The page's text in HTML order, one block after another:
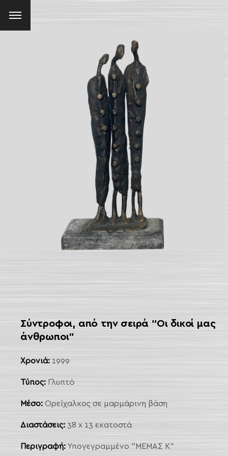
Menu
SEARCH AND PRESS ENTER
Σύντροφοι, από την σειρά “Οι δικοί μας
άνθρωποι”
Χρονιά: 1999
Τύπος: Γλυπτό
Μέσο: Ορείχαλκος σε μαρμάρινη βάση
Διαστάσεις: 38 x 13 εκατοστά
Περιγραφή: Υπογεγραμμένο "ΜΕΜΑΣ Κ"